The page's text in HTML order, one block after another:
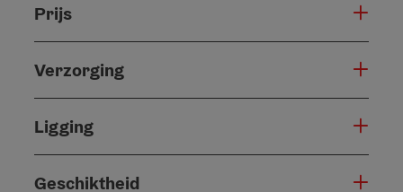
Prijs
Verzorging
Ligging
Geschiktheid